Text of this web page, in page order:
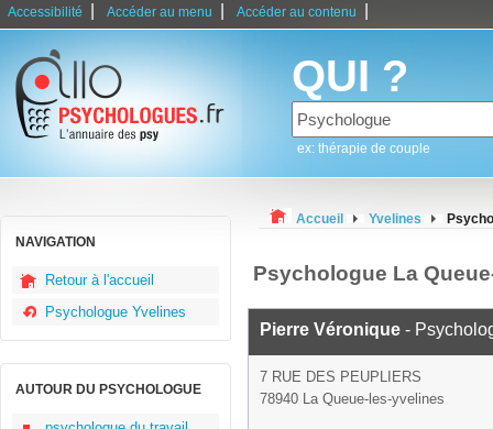
Accessibilité Accéder au menu Accéder au contenu
QUI ?
ex: thérapie de couple
NAVIGATION
Retour à l'accueil
Psychologue Yvelines
AUTOUR DU PSYCHOLOGUE
Accueil Yvelines
Psychologue La
Pierre Véronique -
7 RUE DES PEUPLIERS
78940 La Queue-les-yvelines